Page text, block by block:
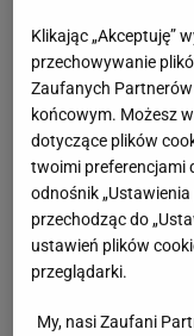
Klikając „Akceptuję”
przechowywanie
Zaufanych
końcowym. Możesz
dotyczące plików
twoimi preferencjami
odnośnik
przechodząc do
ustawień plików
przeglądarki.
My, nasi Zaufani